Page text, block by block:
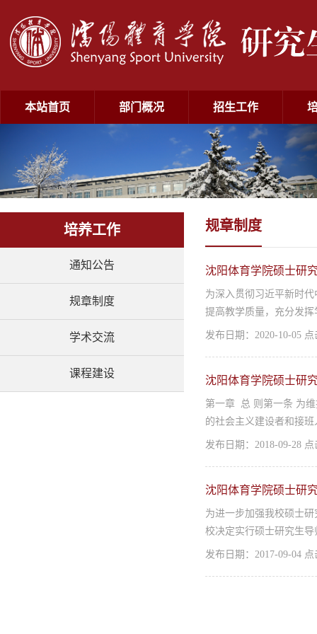
本站首页 部门概况 招生工作
培养工作
通知公告
规章制度
学术交流
课程建设
规章制度
沈阳体育学院硕士研
为深入贯彻习近平新时
提高教学质量，充分发
发布日期：2020-10-05
沈阳体育学院硕士研
第一章 总 则第一条 为
的社会主义建设者和接
发布日期：2018-09-28
沈阳体育学院硕士研
为进一步加强我校硕士
校决定实行硕士研究生
发布日期：2017-09-04